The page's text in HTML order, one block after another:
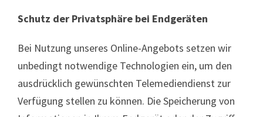
Schutz der Privatsphäre bei Endgeräten
Bei Nutzung unseres Online-Angebots setzen wir
unbedingt notwendige Technologien ein, um den
ausdrücklich gewünschten Telemediendienst zur
Verfügung stellen zu können. Die Speicherung von